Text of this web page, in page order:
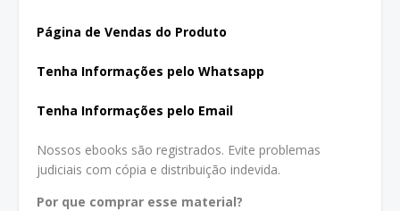
Página de Vendas do Produto
Tenha Informações pelo Whatsapp
Tenha Informações pelo Email
Nossos ebooks são registrados. Evite problemas
judiciais com cópia e distribuição indevida.
Por que comprar esse material?